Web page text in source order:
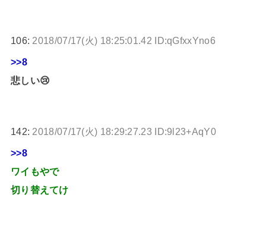
106: 2018/07/17(火) 18:25:01.42 ID:qGfxxYno6
>>8
悲しい😢
142: 2018/07/17(火) 18:29:27.23 ID:9l23+AqY0
>>8
ワイもやで
切り替えてけ